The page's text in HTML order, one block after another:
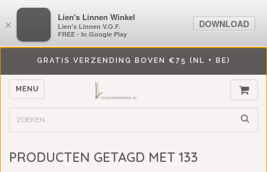
GRATIS VERZENDING BOVEN €75 (NL + BE)
MENU
PRODUCTEN GETAGD MET 133
×
LiensLinnenwinkel.nl
Lien's Linnen V.O.F.
FREE - In Google Play
DOWNLOAD
×
Lien's Linnen Winkel
Lien's Linnen V.O.F.
FREE - In Google Play
DOWNLOAD